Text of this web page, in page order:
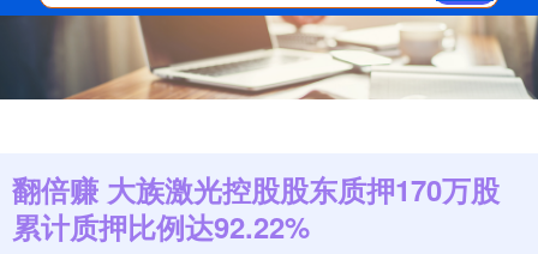
翻倍赚 大族激光控股股东质押170万股
累计质押比例达92.22%